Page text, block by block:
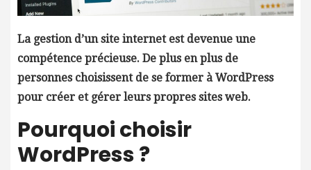
La gestion d’un site internet est devenue une
compétence précieuse. De plus en plus de
personnes choisissent de se former à WordPress
pour créer et gérer leurs propres sites web.
Pourquoi choisir
WordPress ?